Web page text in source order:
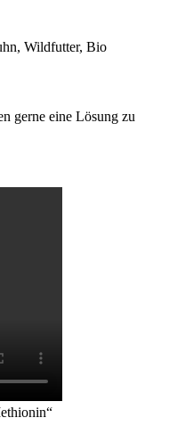
Wildfutter, Bio
gerne eine Lösung zu